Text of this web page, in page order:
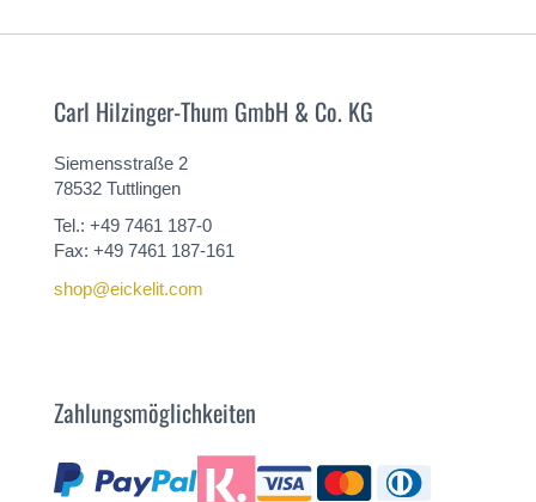
Carl Hilzinger-Thum GmbH & Co. KG
Siemensstraße 2
78532 Tuttlingen
Tel.: +49 7461 187-0
Fax: +49 7461 187-161
shop@eickelit.com
Zahlungsmöglichkeiten